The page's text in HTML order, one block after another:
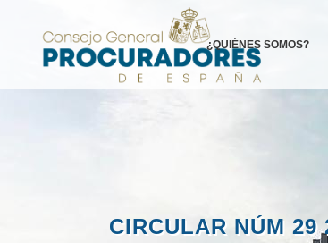
¿QUIÉNES SOMOS?
CIRCULAR NÚM